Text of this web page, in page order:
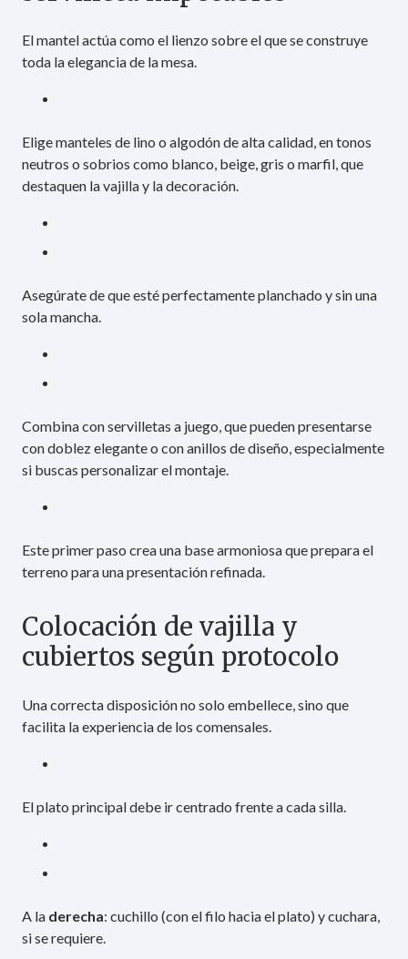
El mantel actúa como el lienzo sobre el que se construye
toda la elegancia de la mesa.
Elige manteles de lino o algodón de alta calidad, en tonos
neutros o sobrios como blanco, beige, gris o marfil, que
destaquen la vajilla y la decoración.
Asegúrate de que esté perfectamente planchado y sin una
sola mancha.
Combina con servilletas a juego, que pueden presentarse
con doblez elegante o con anillos de diseño, especialmente
si buscas personalizar el montaje.
Este primer paso crea una base armoniosa que prepara el
terreno para una presentación refinada.
Colocación de vajilla y
cubiertos según protocolo
Una correcta disposición no solo embellece, sino que
facilita la experiencia de los comensales.
El plato principal debe ir centrado frente a cada silla.
A la derecha: cuchillo (con el filo hacia el plato) y cuchara,
si se requiere.